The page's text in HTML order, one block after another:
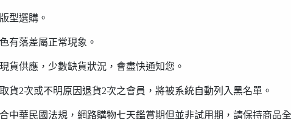
型選購。
有落差屬正常現象。
貨供應，少數缺貨狀況，會盡快通知您。
貨2次或不明原因退貨2次之會員，將被系統自動列入黑名單。
中華民國法規，網路購物七天鑑賞期但並非試用期，請保持商品